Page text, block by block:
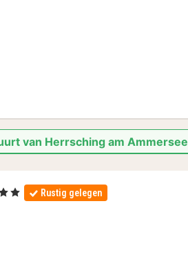
van Herrsching am Ammersee
Rustig gelegen